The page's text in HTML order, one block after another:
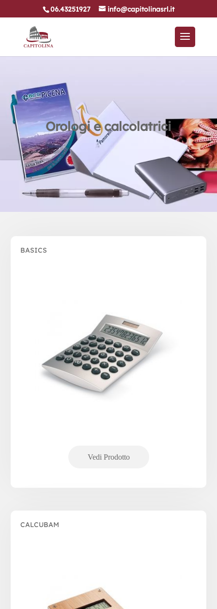
06.43251927 info@capitolinasrl.it
Orologi e calcolatrici
BASICS
CALCUBAM